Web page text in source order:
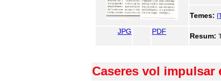
Temes:
JPG PDF
Resum:
Caseres vol impulsar